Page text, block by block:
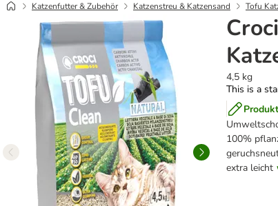
Katzenfutter & Zubehör Katzenstreu & Katzensand Tofu
4,5 kg
This is a
100%
extra leicht